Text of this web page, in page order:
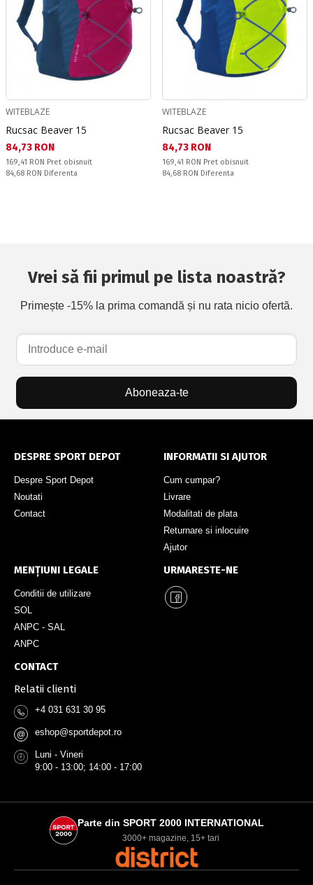
WITEBLAZE
Rucsac Beaver 15
Текуща цена:
84,73 RON
Pret obisnuit:
169,41 RON Pret obisnuit
Спестявате:
84,68 RON Diferenta
WITEBLAZE
Rucsac Beaver 15
Текуща цена:
84,73 RON
Pret obisnuit:
169,41 RON Pret obisnuit
Спестявате:
84,68 RON Diferenta
Vrei să fii primul pe lista noastră?
Primește -15% la prima comandă și nu rata nicio ofertă.
Aboneaza-te
DESPRE SPORT DEPOT
Despre Sport Depot
Noutati
Contact
INFORMATII SI AJUTOR
Cum cumpar?
Livrare
Modalitati de plata
Returnare si inlocuire
Ajutor
MENȚIUNI LEGALE
Conditii de utilizare
SOL
ANPC - SAL
ANPC
URMARESTE-NE
CONTACT
Relatii clienti
+4 031 631 30 95
@ eshop@sportdepot.ro
Luni - Vineri
9:00 - 13:00; 14:00 - 17:00
Parte din SPORT 2000 INTERNATIONAL
3000+ magazine, 15+ tari